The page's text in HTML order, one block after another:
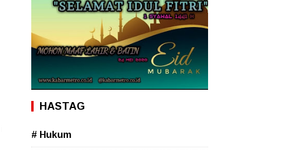
HASTAG
# Hukum